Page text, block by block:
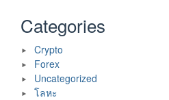
Categories
Crypto
Forex
Uncategorized
โลหะ